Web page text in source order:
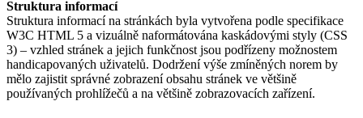
Struktura informací
Struktura informací na stránkách byla vytvořena podle specifikace
W3C HTML 5 a vizuálně naformátována kaskádovými styly (CSS
3) – vzhled stránek a jejich funkčnost jsou podřízeny možnostem
handicapovaných uživatelů. Dodržení výše zmíněných norem by
mělo zajistit správné zobrazení obsahu stránek ve většině
používaných prohlížečů a na většině zobrazovacích zařízení.